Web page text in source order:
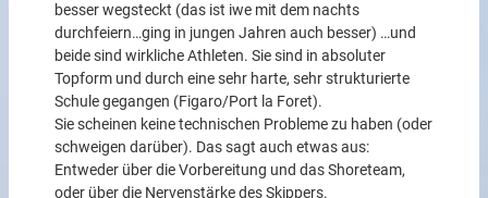
besser wegsteckt (das ist iwe mit dem nachts
durchfeiern…ging in jungen Jahren auch besser) …und
beide sind wirkliche Athleten. Sie sind in absoluter
Topform und durch eine sehr harte, sehr strukturierte
Schule gegangen (Figaro/Port la Foret).
Sie scheinen keine technischen Probleme zu haben (oder
schweigen darüber). Das sagt auch etwas aus:
Entweder über die Vorbereitung und das Shoreteam,
oder über die Nervenstärke des Skippers.